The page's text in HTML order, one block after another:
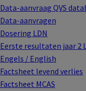
Data-aanvraag QVS
Data-aanvragen
Dosering LDN
Eerste resultaten jaar 2
Engels / English
Factsheet levend verlies
Factsheet MCAS